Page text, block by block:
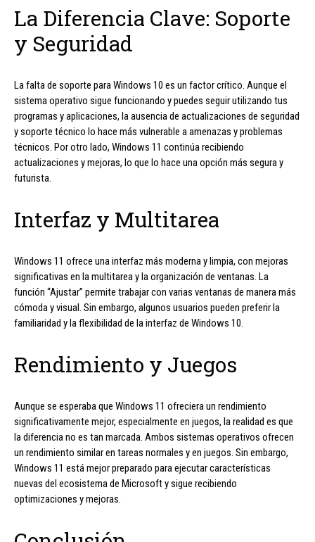
La Diferencia Clave: Soporte
y Seguridad
La falta de soporte para Windows 10 es un factor crítico. Aunque el
sistema operativo sigue funcionando y puedes seguir utilizando tus
programas y aplicaciones, la ausencia de actualizaciones de seguridad
y soporte técnico lo hace más vulnerable a amenazas y problemas
técnicos. Por otro lado, Windows 11 continúa recibiendo
actualizaciones y mejoras, lo que lo hace una opción más segura y
futurista.
Interfaz y Multitarea
Windows 11 ofrece una interfaz más moderna y limpia, con mejoras
significativas en la multitarea y la organización de ventanas. La
función “Ajustar” permite trabajar con varias ventanas de manera más
cómoda y visual. Sin embargo, algunos usuarios pueden preferir la
familiaridad y la flexibilidad de la interfaz de Windows 10.
Rendimiento y Juegos
Aunque se esperaba que Windows 11 ofreciera un rendimiento
significativamente mejor, especialmente en juegos, la realidad es que
la diferencia no es tan marcada. Ambos sistemas operativos ofrecen
un rendimiento similar en tareas normales y en juegos. Sin embargo,
Windows 11 está mejor preparado para ejecutar características
nuevas del ecosistema de Microsoft y sigue recibiendo
optimizaciones y mejoras.